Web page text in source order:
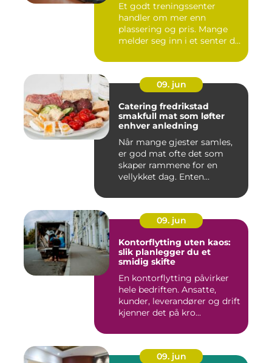
Et godt treningssenter
handler om mer enn
plassering og pris. Mange
melder seg inn i et senter de
09. jun
Catering fredrikstad
smakfull mat som løfter
enhver anledning
Når mange gjester samles,
er god mat ofte det som
skaper rammene for en
vellykket dag. Enten
09. jun
Kontorflytting uten kaos:
slik planlegger du et
smidig skifte
En kontorflytting påvirker
hele bedriften. Ansatte,
kunder, leverandører og drift
kjenner det på kro...
09. jun